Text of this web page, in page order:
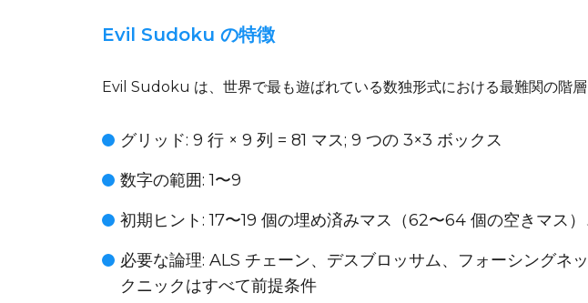
Evil Sudoku の特徴
Evil Sudoku は、世界で最も遊ばれている数独形式における最難関の階層
グリッド: 9 行 × 9 列 = 81 マス; 9 つの 3×3 ボックス
数字の範囲: 1〜9
初期ヒント: 17〜19 個の埋め済みマス（62〜64 個の空きマス
必要な論理: ALS チェーン、デスブロッサム、フォーシングネ
クニックはすべて前提条件